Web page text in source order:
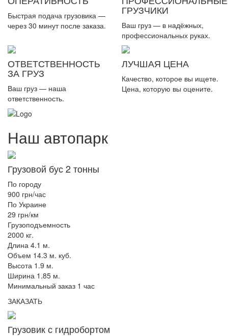
Быстрая подача грузовика —
через 30 минут после заказа.
ГРУЗЧИКИ
Ваш груз — в надёжных,
профессиональных руках.
ОТВЕТСТВЕННОСТЬ
ЗА ГРУЗ
Ваш груз — наша
ответственность.
ЛУЧШАЯ ЦЕНА
Качество, которое вы ищете.
Цена, которую вы оцените.
Наш автопарк
Грузовой бус 2 тонны
По городу
900 грн/час
По Украине
29 грн/км
Грузоподъемность
2000 кг.
Длина 4.1 м.
Объем 14.3 м. куб.
Высота 1.9 м.
Ширина 1.85 м.
Минимальный заказ 1 час
ЗАКАЗАТЬ
Грузовик с гидробортом